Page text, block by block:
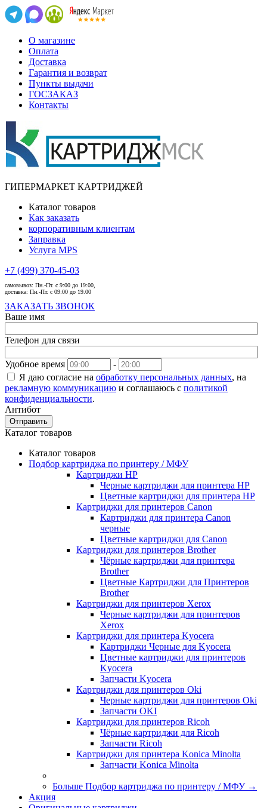
О магазине
Оплата
Доставка
Гарантия и возврат
Пункты выдачи
ГОСЗАКАЗ
Контакты
ГИПЕРМАРКЕТ КАРТРИДЖЕЙ
Каталог товаров
Как заказать
корпоративным клиентам
Заправка
Услуга MPS
+7 (499) 370-45-03
самовывоз: Пн.-Пт. с 9:00 до 19:00,
доставка: Пн.-Пт. с 09:00 до 19.00
ЗАКАЗАТЬ ЗВОНОК
Ваше имя
Телефон для связи
Удобное время
-
Я даю согласие на обработку персональных данных, на
рекламную коммуникацию и соглашаюсь с политикой
конфиденциальности.
Антибот
Отправить
Каталог товаров
Каталог товаров
Подбор картриджа по принтеру / МФУ
Картриджи HP
Черные картриджи для принтера HP
Цветные картриджи для принтера HP
Картриджи для принтеров Сanon
Картриджи для принтера Сanon
черные
Цветные картриджи для Сanon
Картриджи для принтеров Brother
Чёрные картриджи для принтера
Brother
Цветные Картриджи для Принтеров
Brother
Картриджи для принтеров Xerox
Черные картриджи для принтеров
Xerox
Картриджи для принтера Kyocera
Картриджи Черные для Kyocera
Цветные картриджи для принтеров
Kyocera
Запчасти Kyocera
Картриджи для принтеров Oki
Черные картриджи для принтеров Oki
Запчасти OKI
Картриджи для принтеров Ricoh
Чёрные картриджи для Ricoh
Запчасти Ricoh
Картриджи для принтера Konica Minolta
Запчасти Koniсa Minolta
Больше Подбор картриджа по принтеру / МФУ →
Акция